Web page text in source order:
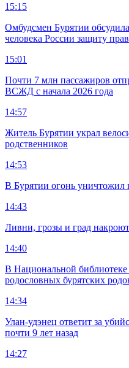
15:15
Омбудсмен Бурятии
человека России защиту
15:01
Почти 7 млн пассажиров
ВСЖД с начала 2026 года
14:57
Житель Бурятии украл
родственников
14:53
В Бурятии огонь уничтожил
14:43
Ливни, грозы и град
14:40
В Национальной библиотеке
родословных бурятских
14:34
Улан-удэнец ответит за
почти 9 лет назад
14:27